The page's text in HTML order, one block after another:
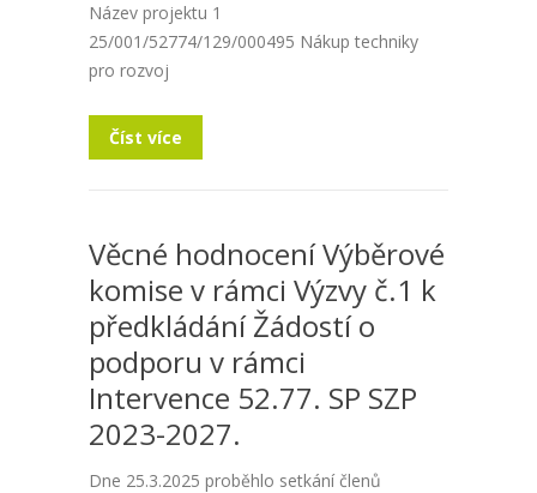
Název projektu 1
25/001/52774/129/000495 Nákup techniky
pro rozvoj
Číst více
Věcné hodnocení Výběrové
komise v rámci Výzvy č.1 k
předkládání Žádostí o
podporu v rámci
Intervence 52.77. SP SZP
2023-2027.
Dne 25.3.2025 proběhlo setkání členů